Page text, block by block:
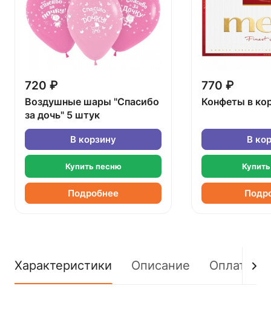
720 ₽
Воздушные шары "Спасибо
за дочь" 5 штук
В корзину
Купить песню
Подробнее
770 ₽
Конфеты в
В
Характеристики Описание Оплата